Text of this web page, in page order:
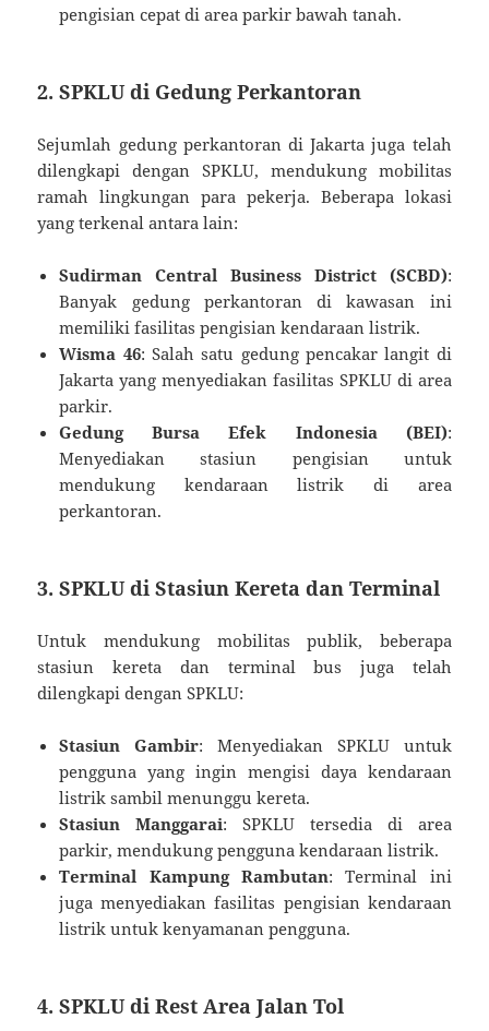
pengisian cepat di area parkir bawah tanah.
2. SPKLU di Gedung Perkantoran
Sejumlah gedung perkantoran di Jakarta juga telah
dilengkapi dengan SPKLU, mendukung mobilitas
ramah lingkungan para pekerja. Beberapa lokasi
yang terkenal antara lain:
Sudirman Central Business District (SCBD):
Banyak gedung perkantoran di kawasan ini
memiliki fasilitas pengisian kendaraan listrik.
Wisma 46: Salah satu gedung pencakar langit di
Jakarta yang menyediakan fasilitas SPKLU di area
parkir.
Gedung Bursa Efek Indonesia (BEI):
Menyediakan stasiun pengisian untuk
mendukung kendaraan listrik di area
perkantoran.
3. SPKLU di Stasiun Kereta dan Terminal
Untuk mendukung mobilitas publik, beberapa
stasiun kereta dan terminal bus juga telah
dilengkapi dengan SPKLU:
Stasiun Gambir: Menyediakan SPKLU untuk
pengguna yang ingin mengisi daya kendaraan
listrik sambil menunggu kereta.
Stasiun Manggarai: SPKLU tersedia di area
parkir, mendukung pengguna kendaraan listrik.
Terminal Kampung Rambutan: Terminal ini
juga menyediakan fasilitas pengisian kendaraan
listrik untuk kenyamanan pengguna.
4. SPKLU di Rest Area Jalan Tol